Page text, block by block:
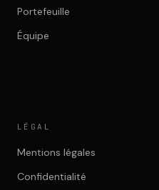
Portefeuille
Équipe
LÉGAL
Mentions légales
Confidentialité